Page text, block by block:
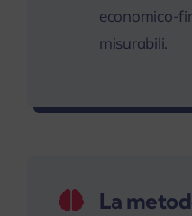
economico-
misurabili.
La